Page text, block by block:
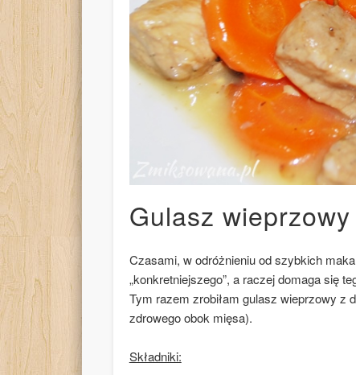
Gulasz
Czasami, w odróżnieniu od szybkich
„konkretniejszego”, a raczej domaga się
Tym razem zrobiłam gulasz wieprzowy z
zdrowego obok mięsa).
Składniki: